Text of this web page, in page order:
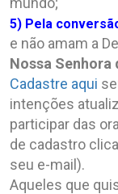
5) Pela
e não amam a
Nossa Senhora
Cadastre aqui
intenções
participar das
de cadastro
seu e-mail).
Aqueles que